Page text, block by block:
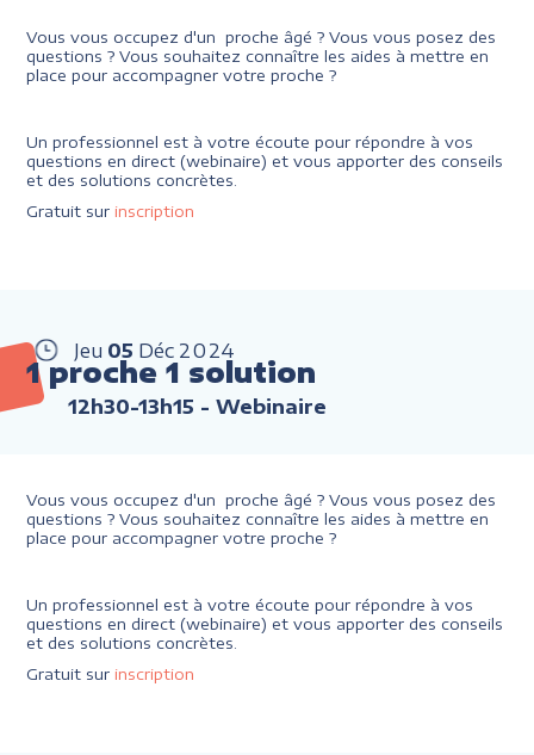
Vous vous occupez d'un proche âgé ? Vous vous posez des
questions ? Vous souhaitez connaître les aides à mettre en
place pour accompagner votre proche ?
Un professionnel est à votre écoute pour répondre à vos
questions en direct (webinaire) et vous apporter des conseils
et des solutions concrètes.
Gratuit sur inscription
Jeu 05 Déc 2024
1 proche 1 solution
12h30-13h15 - Webinaire
Vous vous occupez d'un proche âgé ? Vous vous posez des
questions ? Vous souhaitez connaître les aides à mettre en
place pour accompagner votre proche ?
Un professionnel est à votre écoute pour répondre à vos
questions en direct (webinaire) et vous apporter des conseils
et des solutions concrètes.
Gratuit sur inscription